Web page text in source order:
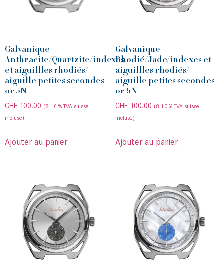
Galvanique
Anthracite/Quartzite/indexes
et aiguillles rhodiés/
aiguille petites secondes
or 5N
CHF 100.00 (8.10 % TVA suisse
incluse)
Ajouter au panier
Galvanique
Rhodié/Jade/indexes et
aiguillles rhodiés/
aiguille petites secondes
or 5N
CHF100.00 (8.10 % TVA suisse
incluse)
Ajouter au panier